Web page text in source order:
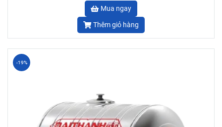
Mua ngay
Thêm giỏ hàng
-19%